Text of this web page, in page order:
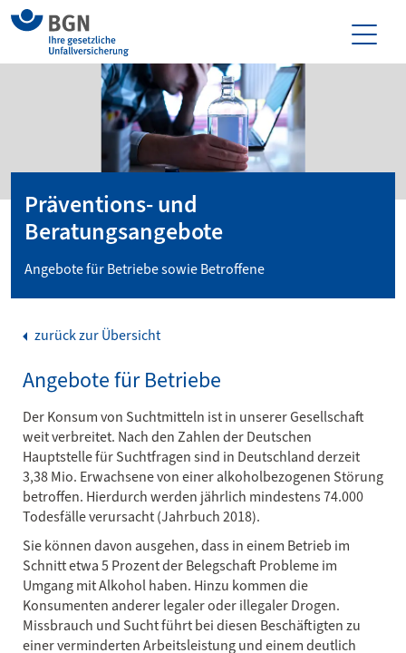
Präventions- und
Beratungsangebote
Angebote für Betriebe sowie Betroffene
zurück zur Übersicht
Angebote für Betriebe
Der Konsum von Suchtmitteln ist in unserer Gesellschaft
weit verbreitet. Nach den Zahlen der Deutschen
Hauptstelle für Suchtfragen sind in Deutschland derzeit
3,38 Mio. Erwachsene von einer alkoholbezogenen Störung
betroffen. Hierdurch werden jährlich mindestens 74.000
Todesfälle verursacht (Jahrbuch 2018).
Sie können davon ausgehen, dass in einem Betrieb im
Schnitt etwa 5 Prozent der Belegschaft Probleme im
Umgang mit Alkohol haben. Hinzu kommen die
Konsumenten anderer legaler oder illegaler Drogen.
Missbrauch und Sucht führt bei diesen Beschäftigten zu
einer verminderten Arbeitsleistung und einem deutlich